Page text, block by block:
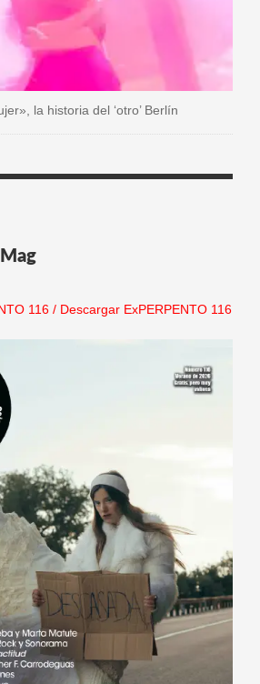
la historia del ‘otro’ Berlín
116/ Descargar ExPERPENTO 116